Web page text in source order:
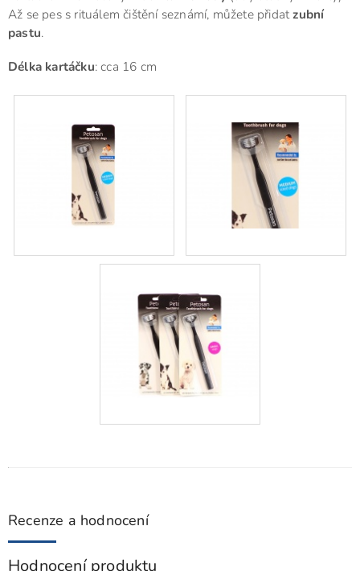
Až se pes s rituálem čištění seznámí, můžete přidatzubní
pastu.
Délka kartáčku: cca 16 cm
Recenze a hodnocení
Hodnocení produktu